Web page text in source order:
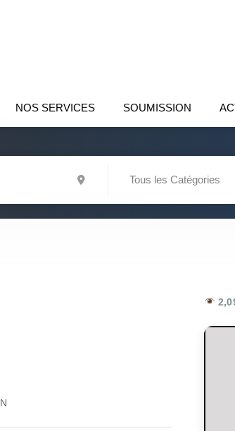
NOS SERVICES SOUMISSION
Tous les Catégories